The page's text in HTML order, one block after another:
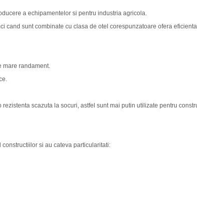
a echipamentelor si pentru industria agricola.
sunt combinate cu clasa de otel corespunzatoare ofera
mare randament.
scazuta la socuri, astfel sunt mai putin utilizate pentru
si au cateva particularitati: